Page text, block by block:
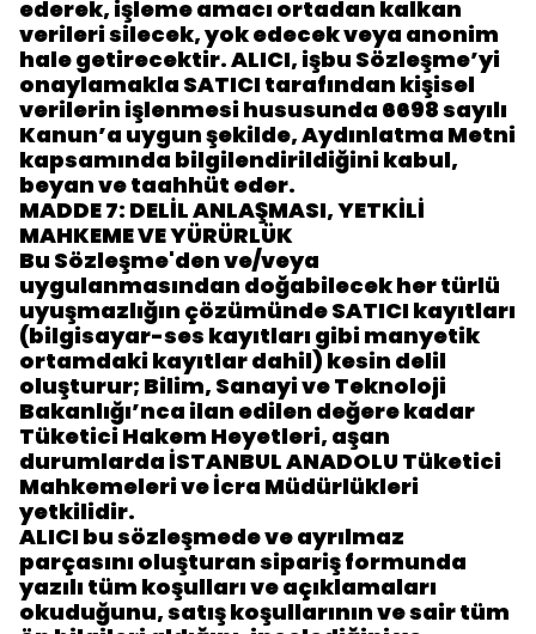
ederek, işleme amacı ortadan kalkan
verileri silecek, yok edecek veya anonim
hale getirecektir. ALICI, işbu Sözleşme’yi
onaylamakla SATICI tarafından kişisel
verilerin işlenmesi hususunda 6698 sayılı
Kanun’a uygun şekilde, Aydınlatma Metni
kapsamında bilgilendirildiğini kabul,
beyan ve taahhüt eder.
MADDE 7: DELİL ANLAŞMASI, YETKİLİ
MAHKEME VE YÜRÜRLÜK
Bu Sözleşme'den ve/veya
uygulanmasından doğabilecek her türlü
uyuşmazlığın çözümünde SATICI kayıtları
(bilgisayar-ses kayıtları gibi manyetik
ortamdaki kayıtlar dahil) kesin delil
oluşturur; Bilim, Sanayi ve Teknoloji
Bakanlığı’nca ilan edilen değere kadar
Tüketici Hakem Heyetleri, aşan
durumlarda İSTANBUL ANADOLU Tüketici
Mahkemeleri ve İcra Müdürlükleri
yetkilidir.
ALICI bu sözleşmede ve ayrılmaz
parçasını oluşturan sipariş formunda
yazılı tüm koşulları ve açıklamaları
okuduğunu, satış koşullarının ve sair tüm